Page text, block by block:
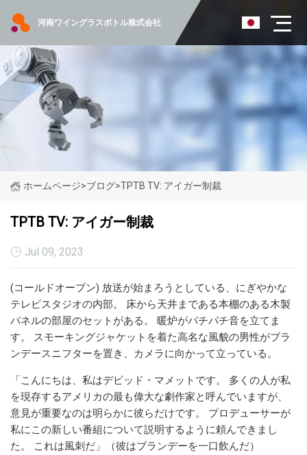
河南ワイングラスボトル株式会社
ホームページ>ブログ>TPTB TV: アイガー制裁
TPTB TV: アイガー制裁
Jul 09, 2023
(コールドオープン) 放送が始まろうとしている、にぎやかな
テレビスタジオの内部。 床から天井まである本棚のある木製
パネルの部屋のセットがある。 暖炉がパチパチ音を立てま
す。 スモーキングジャケットを着た高名な風貌の男性がブラ
ンデースニフターを置き、カメラに向かって立っている。
「こんにちは、私はデビッド・マメットです。 多くの人が私
を現存するアメリカの最も偉大な劇作家と呼んでいますが、
意見が重要なのは明らかに彼らだけです。 プロデューサーが
私にこの新しい番組について説明するように頼んできまし
た。 これは風刺だ」（彼はブランデーを一口飲んだ）